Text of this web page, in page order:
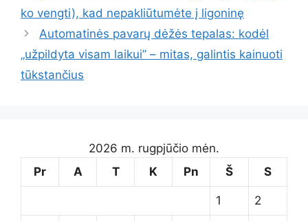
ko vengti), kad nepakliūtumėte į ligoninę
Automatinės pavarų dėžės tepalas: kodėl
„užpildyta visam laikui” – mitas, galintis kainuoti
tūkstančius
2026 m. rugpjūčio mėn.
Pr
A T K Pn Š S
1 2